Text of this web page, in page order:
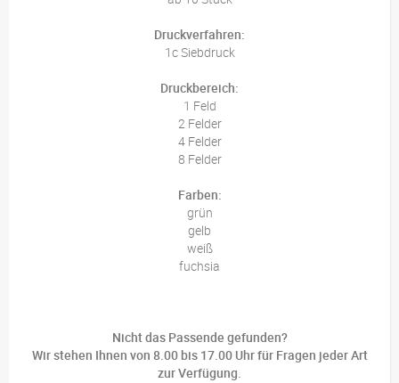
Druckverfahren:
1c Siebdruck
Druckbereich:
1 Feld
2 Felder
4 Felder
8 Felder
Farben:
grün
gelb
weiß
fuchsia
Nicht das Passende gefunden?
Wir stehen Ihnen von 8.00 bis 17.00 Uhr für Fragen jeder Art
zur Verfügung.